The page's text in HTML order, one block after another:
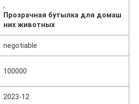
,
Прозрачная бутылка для домаш
них животных
negotiable
100000
2023-12